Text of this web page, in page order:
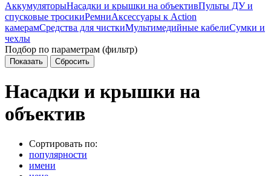
АккумуляторыНасадки и крышки на объективПульты ДУ и
спусковые тросикиРемниАксессуары к Action
камерамСредства для чисткиМультимедийные кабелиСумки и
чехлы
Подбор по параметрам (фильтр)
Насадки и крышки на
объектив
Сортировать по:
популярности
имени